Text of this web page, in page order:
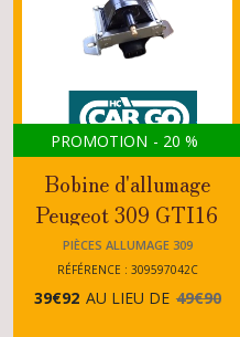
PROMOTION - 20 %
Bobine d'allumage
Peugeot 309 GTI16
PIÈCES ALLUMAGE 309
RÉFÉRENCE : 309597042C
39€92 AU LIEU DE 49€90